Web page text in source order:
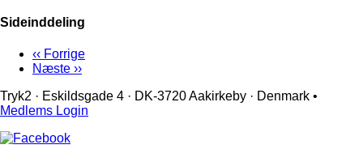
Sideinddeling
‹‹ Forrige
Næste ››
Tryk2 · Eskildsgade 4 ­· DK-3720 Aakirkeby · Denmark •
Medlems Login